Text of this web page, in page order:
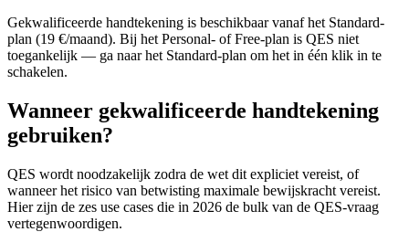
Gekwalificeerde handtekening is beschikbaar vanaf het Standard-
plan (19 €/maand). Bij het Personal- of Free-plan is QES niet
toegankelijk — ga naar het Standard-plan om het in één klik in te
schakelen.
Wanneer gekwalificeerde handtekening
gebruiken?
QES wordt noodzakelijk zodra de wet dit expliciet vereist, of
wanneer het risico van betwisting maximale bewijskracht vereist.
Hier zijn de zes use cases die in 2026 de bulk van de QES-vraag
vertegenwoordigen.